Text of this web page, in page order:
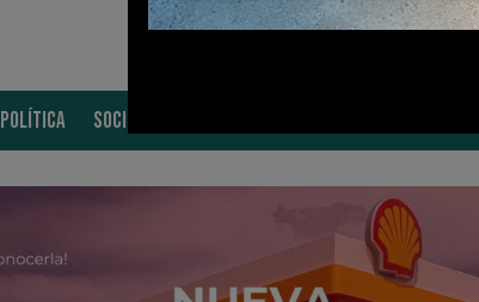
POLÍTICA SOCIEDAD